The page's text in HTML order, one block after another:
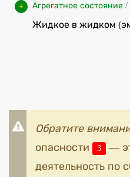
Агрегатное состояние
Жидкое в жидком
Обратите
опасности
3
—
деятельность по